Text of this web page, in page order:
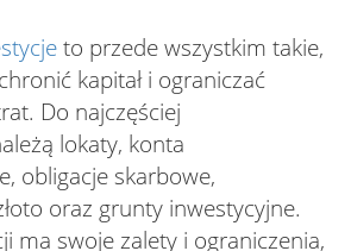
to przede wszystkim takie,
kapitał i ograniczać
Do najczęściej
lokaty, konta
obligacje skarbowe,
oraz grunty inwestycyjne.
ma swoje zalety i ograniczenia,